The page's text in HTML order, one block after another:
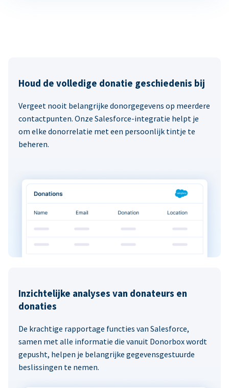
Houd de volledige donatie geschiedenis bij
Vergeet nooit belangrijke donorgegevens op meerdere
contactpunten. Onze Salesforce-integratie helpt je
om elke donorrelatie met een persoonlijk tintje te
beheren.
Inzichtelijke analyses van donateurs en
donaties
De krachtige rapportage functies van Salesforce,
samen met alle informatie die vanuit Donorbox wordt
gepusht, helpen je belangrijke gegevensgestuurde
beslissingen te nemen.